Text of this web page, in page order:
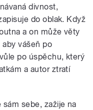
divnost,
do oblak. Když
a on může věty
aby vášeň po
po úspěchu, který
a autor ztratí
sebe, zažije na